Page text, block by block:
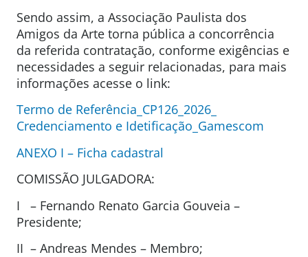
Sendo assim, a Associação Paulista dos
Amigos da Arte torna pública a concorrência
da referida contratação, conforme exigências e
necessidades a seguir relacionadas, para mais
informações acesse o link:
Termo de Referência_CP126_2026_
Credenciamento e Idetificação_Gamescom
ANEXO I – Ficha cadastral
COMISSÃO JULGADORA:
I – Fernando Renato Garcia Gouveia –
Presidente;
II – Andreas Mendes – Membro;